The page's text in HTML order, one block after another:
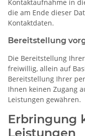
Kontaktaufnahme in
die am Ende dieser
Kontaktdaten.
Bereitstellung
Die Bereitstellung
freiwillig, allein auf
Bereitstellung Ihrer
Ihnen keinen Zugang
Leistungen gewähren.
Erbringung
Leistungen